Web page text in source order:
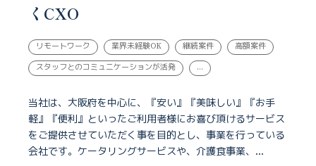
くCXO
リモートワーク 業界未経験OK 継続案件 高額案件
スタッフとのコミュニケーションが活発 ...
当社は、大阪府を中心に、『安い』『美味しい』『お手
軽』『便利』といったご利用者様にお喜び頂けるサービス
をご提供させていただく事を目的とし、事業を行っている
会社です。ケータリングサービスや、介護食事業、...